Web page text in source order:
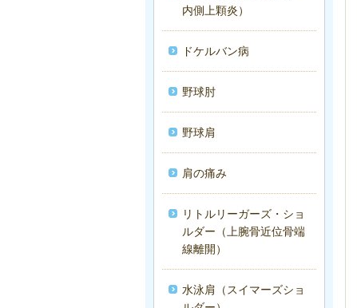
内側上顆炎）
ドケルバン病
野球肘
野球肩
肩の痛み
リトルリーガーズ・ショ
ルダー（上腕骨近位骨端
線離開）
水泳肩（スイマーズショ